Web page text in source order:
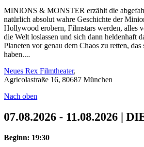
MINIONS & MONSTER erzählt die
natürlich absolut wahre Geschichte der
Hollywood erobern, Filmstars werden, alles
die Welt loslassen und sich dann heldenhaft
Planeten vor genau dem Chaos zu retten, das
haben....
Neues Rex Filmtheater,
Agricolastraße 16, 80687 München
Nach oben
07.08.2026 - 11.08.2026 |
Beginn: 19:30